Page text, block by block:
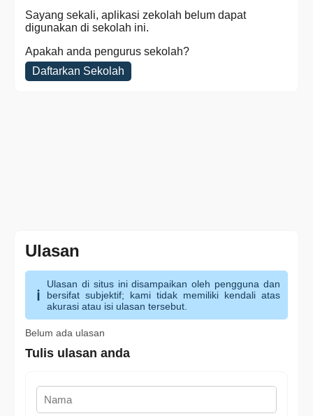
Sayang sekali, aplikasi zekolah belum dapat
digunakan di sekolah ini.
Apakah anda pengurus sekolah?
Daftarkan Sekolah
Ulasan
Ulasan di situs ini disampaikan oleh pengguna dan
bersifat subjektif; kami tidak memiliki kendali atas
akurasi atau isi ulasan tersebut.
Belum ada ulasan
Tulis ulasan anda